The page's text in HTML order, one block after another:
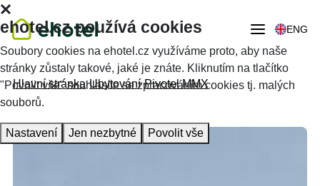
ENG
Hlavní stránka Ubytování Pivotel MMX
ehotel.cz používá cookies
Soubory cookies na ehotel.cz využíváme proto, aby naše
stránky zůstaly takové, jaké je znáte. Kliknutím na tlačítko
"Povolit vše" souhlasíte se zpracováním cookies tj. malých
souborů.
Nastavení Jen nezbytné Povolit vše